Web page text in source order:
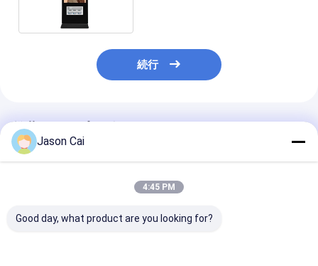
続行
推薦されたプロダクト
Jason Cai
4:45 PM
Good day, what product are you looking for?